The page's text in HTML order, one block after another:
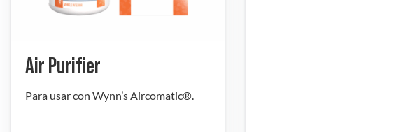
Air Purifier
Para usar con Wynn’s Aircomatic®.